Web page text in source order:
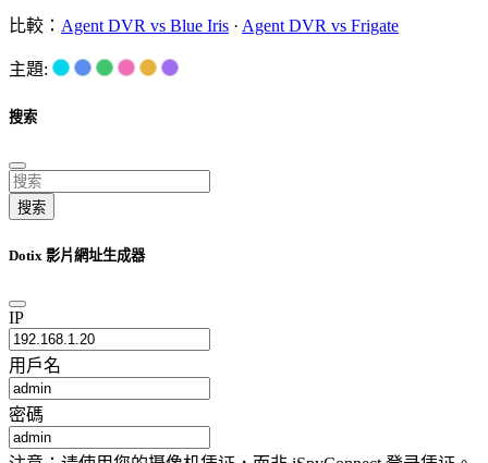
比較： Agent DVR vs Blue Iris · Agent DVR vs Frigate
主題:
搜索
搜索
Dotix 影片網址生成器
IP
用戶名
密碼